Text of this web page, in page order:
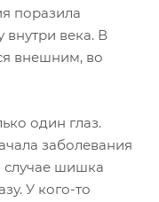
поразила
века. В
внешним, во
один глаз.
заболевания
случае шишка
У кого-то